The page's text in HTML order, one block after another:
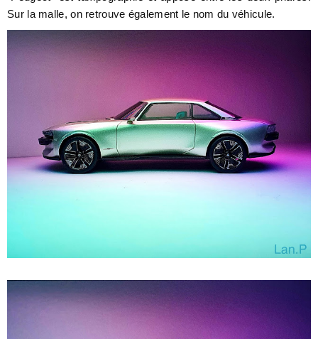
Sur la malle, on retrouve également le nom du véhicule.